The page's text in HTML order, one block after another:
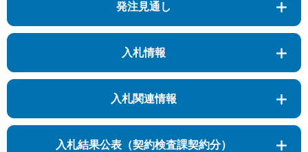
発注見通し
入札情報
入札関連情報
入札結果公表（契約検査課契約分）